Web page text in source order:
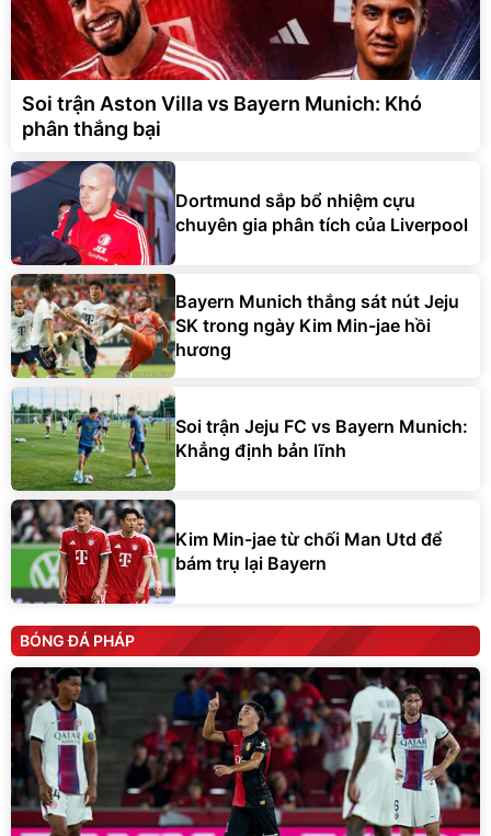
Soi trận Aston Villa vs Bayern Munich: Khó
phân thắng bại
Dortmund sắp bổ nhiệm cựu
chuyên gia phân tích của Liverpool
Bayern Munich thắng sát nút Jeju
SK trong ngày Kim Min-jae hồi
hương
Soi trận Jeju FC vs Bayern Munich:
Khẳng định bản lĩnh
Kim Min-jae từ chối Man Utd để
bám trụ lại Bayern
BÓNG ĐÁ PHÁP